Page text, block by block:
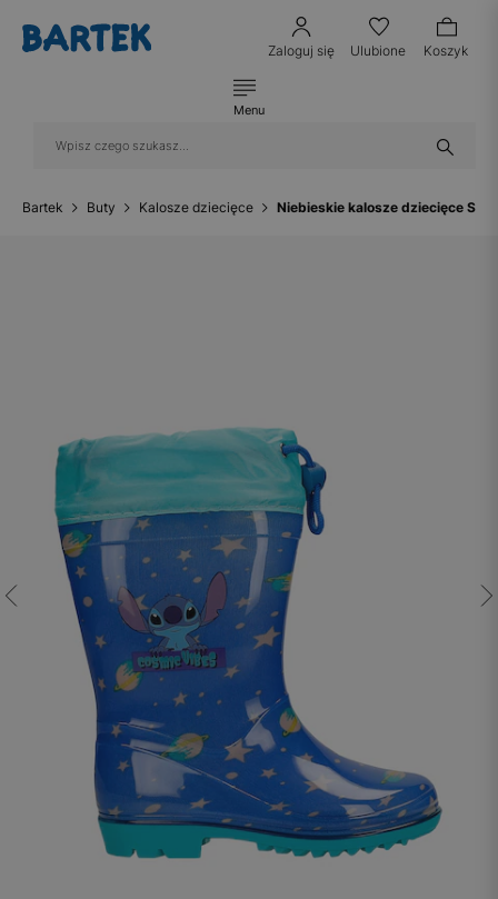
Zaloguj się Ulubione Koszyk
Menu
Bartek Buty Kalosze dziecięce Niebieskie kalosze dziecięce